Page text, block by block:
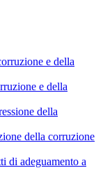
e della
e della
della
della corruzione
di adeguamento a